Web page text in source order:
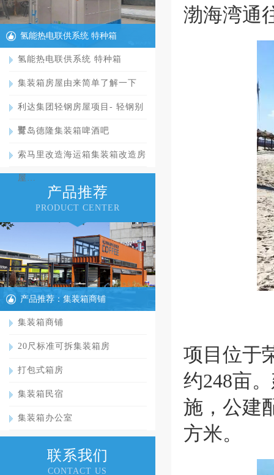
氢能热电联供系统 特种箱
氢能热电联供系统 特种箱
集装箱房屋由来简单了解一下
利达集团轻钢房屋项目- 轻钢别
墅…
青岛德隆集装箱啤酒吧
索马里改造海运箱集装箱改造房
屋…
产品推荐
PRODUCT CENTER
产品推荐：集装箱商铺
集装箱商铺
20尺标准可拆集装箱房
打包式箱房
集装箱民宿
集装箱办公室
联系我们
CONTACT US
渤海湾通
项目位于
约248亩
施，公建
方米。